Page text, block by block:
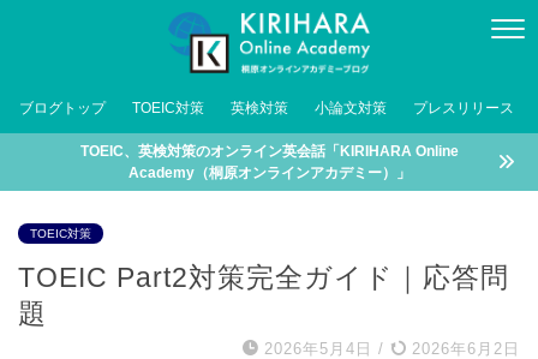
ブログトップ TOEIC対策 英検対策 小論文対策 プレスリリース
TOEIC、英検対策のオンライン英会話「KIRIHARA Online
Academy（桐原オンラインアカデミー）」
TOEIC対策
TOEIC Part2対策完全ガイド｜応答問
題
2026年5月4日 / 2026年6月2日